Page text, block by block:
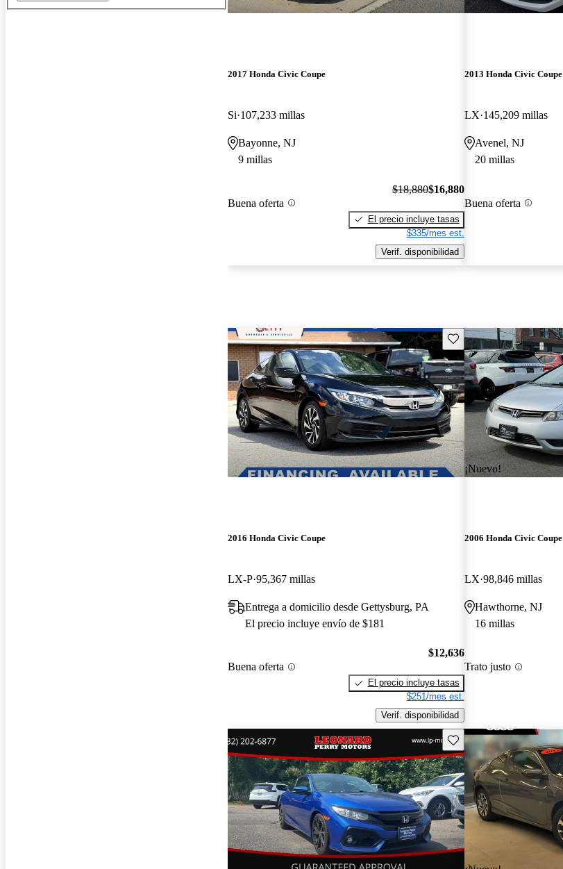
2017 Honda Civic Coupe
Si 107,233 millas
Bayonne, NJ
9 millas
Buena oferta
$18,880$16,880
El precio incluye tasas
$335/mes est.
Verif. disponibilidad
2013 Honda Civic Coupe
LX 145,209 millas
Avenel, NJ
20 millas
Buena oferta
Guarda este Aviso
2016 Honda Civic Coupe
LX-P 95,367 millas
Entrega a domicilio desde Gettysburg, PA
El precio incluye envío de $181
Buena oferta
$12,636
El precio incluye tasas
$251/mes est.
Verif. disponibilidad
¡Nuevo!
2006 Honda Civic Coupe
LX 98,846 millas
Hawthorne, NJ
16 millas
Trato justo
Guarda este Aviso